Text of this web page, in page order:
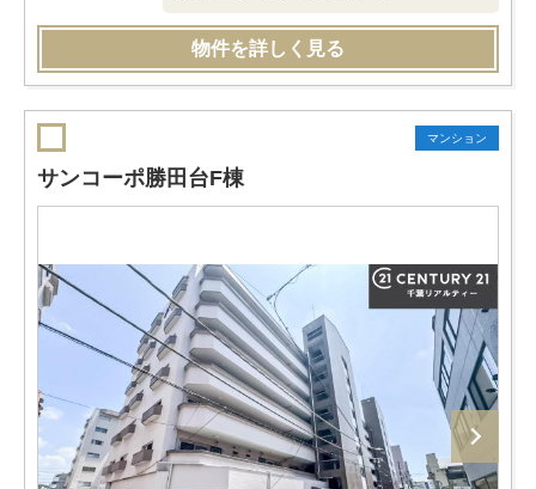
物件を詳しく見る
マンション
サンコーポ勝田台F棟